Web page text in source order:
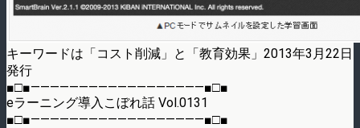
キーワードは「コスト削減」と「教育効果」2013年3月22日
発行
■□■——————————————————■□■
eラーニング導入こぼれ話 Vol.0131
■□■——————————————————■□■